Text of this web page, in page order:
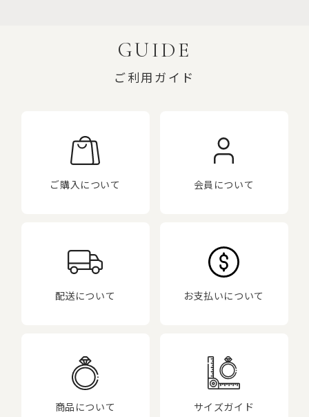
GUIDE
ご利用ガイド
ご購入について 会員について
配送について お支払いについて
商品について サイズガイド